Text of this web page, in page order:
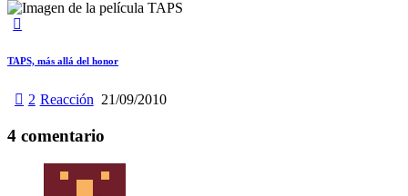
TAPS, más allá del honor
2 Reacción 21/09/2010
4 comentario